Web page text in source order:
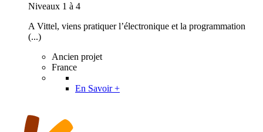
Niveaux 1 à 4
A Vittel, viens pratiquer l’électronique et la programmation
(...)
Ancien projet
France
En Savoir +